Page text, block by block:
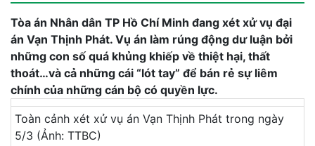
Tòa án Nhân dân TP Hồ Chí Minh đang xét xử vụ đại
án Vạn Thịnh Phát. Vụ án làm rúng động dư luận bởi
những con số quá khủng khiếp về thiệt hại, thất
thoát…và cả những cái “lót tay” để bán rẻ sự liêm
chính của những cán bộ có quyền lực.
Toàn cảnh xét xử vụ án Vạn Thịnh Phát trong ngày
5/3 (Ảnh: TTBC)